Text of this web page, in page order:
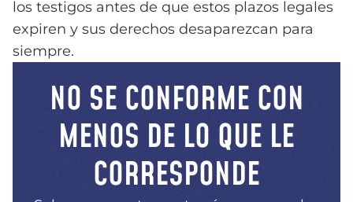
los testigos antes de que estos plazos legales
expiren y sus derechos desaparezcan para
siempre.
NO SE CONFORME CON
MENOS DE LO QUE LE
CORRESPONDE